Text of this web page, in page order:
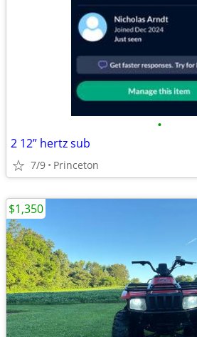
•
2 12” hertz sub
7/9 Princeton
$1,350